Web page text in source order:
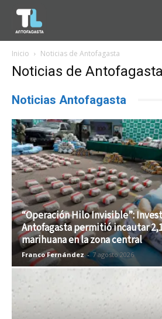
Inicio Noticias de Antofagasta
Noticias de Antofagasta
Noticias Antofagasta
“Operación Hilo Invisible”:
Antofagasta permitió incautar
marihuana en la zona central
Franco Fernández - 7 agosto 2026